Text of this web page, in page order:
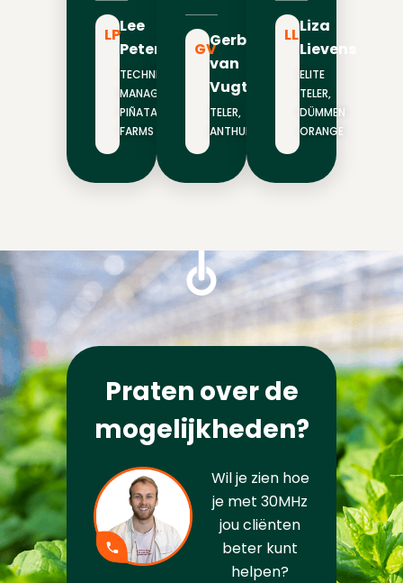
LPLee
Peterson
TECHNISCH
MANAGER,
PIÑATA
FARMS
GVGerben
van
Vugt
TELER,
ANTHURA
LLLiza
Lievens
ELITE
TELER,
DÜMMEN
ORANGE
Praten over de
mogelijkheden?
Wil je zien hoe
je met 30MHz
jou cliënten
beter kunt
helpen?